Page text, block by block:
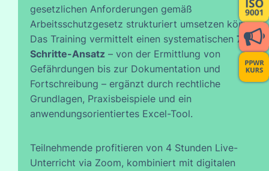
gesetzlichen Anforderungen gemäß
Arbeitsschutzgesetz strukturiert umsetzen können.
Das Training vermittelt einen systematischen 7-
Schritte-Ansatz – von der Ermittlung von
Gefährdungen bis zur Dokumentation und
Fortschreibung – ergänzt durch rechtliche
Grundlagen, Praxisbeispiele und ein
anwendungsorientiertes Excel-Tool.
Teilnehmende profitieren von 4 Stunden Live-
Unterricht via Zoom, kombiniert mit digitalen